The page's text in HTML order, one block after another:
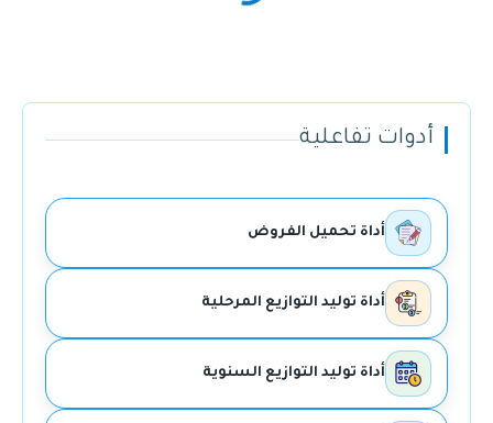
أدوات تفاعلية
أداة تحميل الفروض
أداة توليد التوازيع المرحلية
أداة توليد التوازيع السنوية